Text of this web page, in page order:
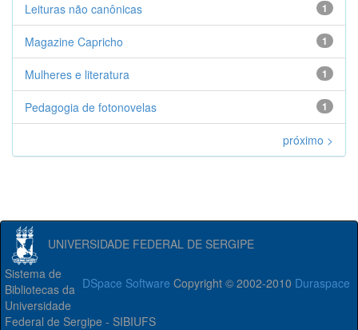
1
Leituras não canônicas
1
Magazine Capricho
1
Mulheres e literatura
1
Pedagogia de fotonovelas
próximo >
UNIVERSIDADE FEDERAL DE SERGIPE
DSpace Software Copyright © 2002-2010 Duraspace
Sistema de
Bibliotecas da
Universidade
Federal de Sergipe - SIBIUFS